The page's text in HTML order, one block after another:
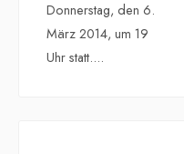
Donnerstag, den 6.
März 2014, um 19
Uhr statt....